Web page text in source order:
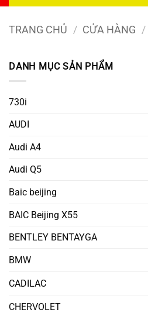
TRANG CHỦ / CỬA HÀNG /
DANH MỤC SẢN PHẨM
730i
AUDI
Audi A4
Audi Q5
Baic beijing
BAIC Beijing X55
BENTLEY BENTAYGA
BMW
CADILAC
CHERVOLET